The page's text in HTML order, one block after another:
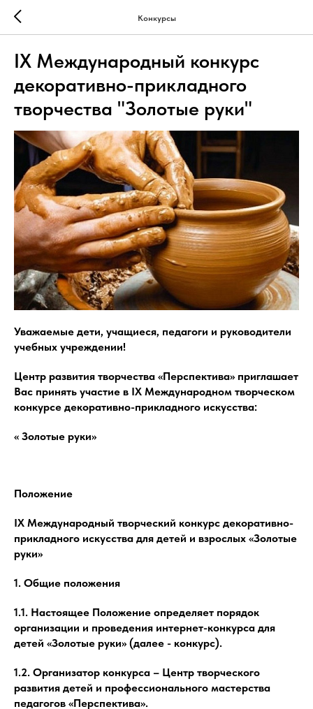
Конкурсы
IX Международный конкурс
декоративно-прикладного
творчества "Золотые руки"
Уважаемые дети, учащиеся, педагоги и руководители
учебных учреждении!
Центр развития творчества «Перспектива» приглашает
Вас принять участие в IX Международном творческом
конкурсе декоративно-прикладного искусства:
« Золотые руки»
Положение
IX Международный творческий конкурс декоративно-
прикладного искусства для детей и взрослых «Золотые
руки»
1. Общие положения
1.1. Настоящее Положение определяет порядок
организации и проведения интернет-конкурса для
детей «Золотые руки» (далее - конкурс).
1.2. Организатор конкурса – Центр творческого
развития детей и профессионального мастерства
педагогов «Перспектива».